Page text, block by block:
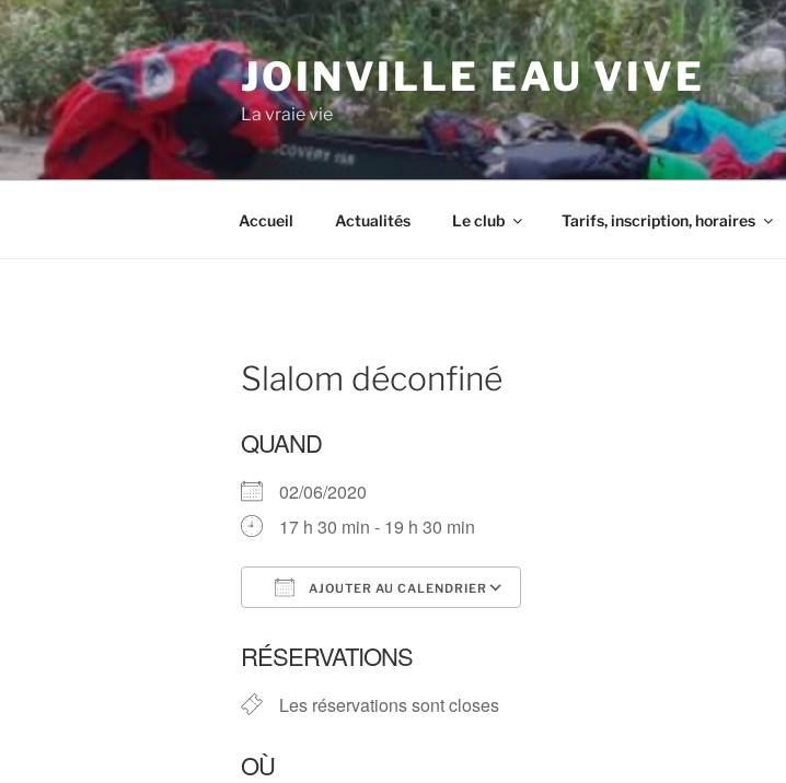
Aller
au
contenu
principal
JOINVILLE EAU VIVE
La vraie vie
Accueil Actualités Le club Tarifs, inscription, horaires
Slalom déconfiné
QUAND
02/06/2020
17 h 30 min - 19 h 30 min
AJOUTER AU CALENDRIER
RÉSERVATIONS
Les réservations sont closes
OÙ